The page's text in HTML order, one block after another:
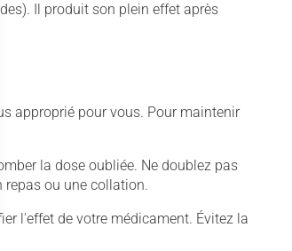
Il produit son plein effet après
approprié pour vous. Pour maintenir
la dose oubliée. Ne doublez pas
repas ou une collation.
l'effet de votre médicament. Évitez la